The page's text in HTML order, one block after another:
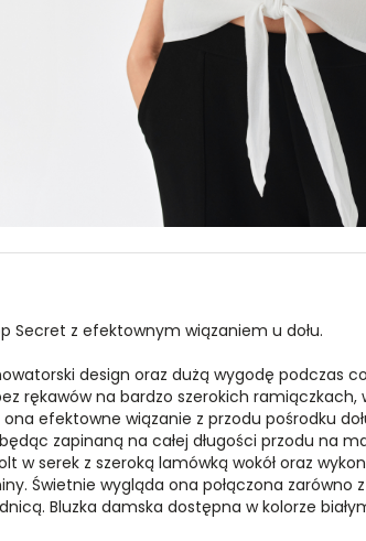
Secret z efektownym wiązaniem u dołu.
design oraz dużą wygodę podczas
rękawów na bardzo szerokich
efektowne wiązanie z przodu pośrodku
zapinaną na całej długości przodu na
w serek z szeroką lamówką wokół oraz
Świetnie wygląda ona połączona zarówno
Bluzka damska dostępna w kolorze